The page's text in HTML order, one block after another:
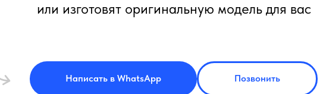
или изготовят оригинальную модель для вас
Написать в WhatsApp Позвонить